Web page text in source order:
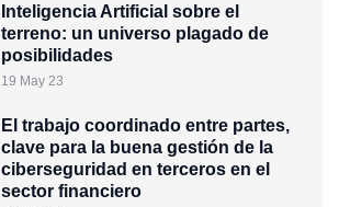
Inteligencia Artificial sobre el
terreno: un universo plagado de
posibilidades
19 May 23
El trabajo coordinado entre partes,
clave para la buena gestión de la
ciberseguridad en terceros en el
sector financiero